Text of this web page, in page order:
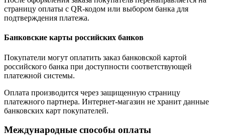
страницу оплаты с QR-кодом или выбором банка для
подтверждения платежа.
Банковские карты российских банков
Покупатели могут оплатить заказ банковской картой
российского банка при доступности соответствующей
платежной системы.
Оплата производится через защищенную страницу
платежного партнера. Интернет-магазин не хранит данные
банковских карт покупателей.
Международные способы оплаты